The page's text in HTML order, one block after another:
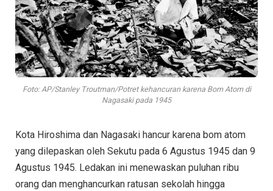
Foto: AP/Stanley Troutman/Potret kehancuran karena Bom Atom di
Nagasaki pada 1945
Kota Hiroshima dan Nagasaki hancur karena bom atom
yang dilepaskan oleh Sekutu pada 6 Agustus 1945 dan 9
Agustus 1945. Ledakan ini menewaskan puluhan ribu
orang dan menghancurkan ratusan sekolah hingga